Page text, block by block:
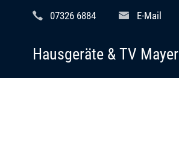
07326 6884 E-Mail
Hausgeräte & TV Mayer